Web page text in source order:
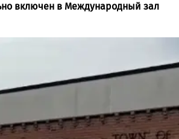
включен в Международный зал